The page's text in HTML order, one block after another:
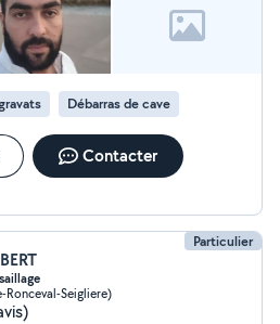
Débarras de cave
Contacter
Particulier
Ronceval-Seigliere)